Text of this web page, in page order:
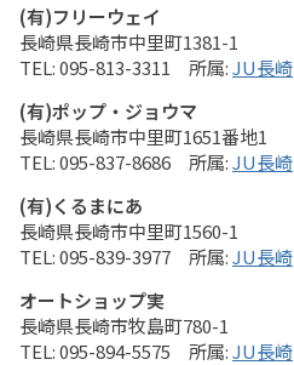
(有)フリーウェイ
長崎県長崎市中里町1381-1
095-813-3311
JU長崎
(有)ポップ・ジョウマ
長崎県長崎市中里町1651番地1
095-837-8686
JU長崎
(有)くるまにあ
長崎県長崎市中里町1560-1
095-839-3977
JU長崎
オートショップ実
長崎県長崎市牧島町780-1
095-894-5575
JU長崎